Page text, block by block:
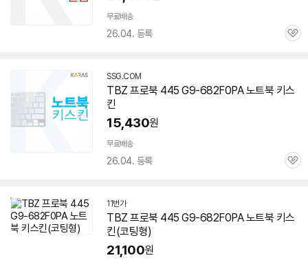
무료배송
26.04. 등록
관
SSG.COM
TBZ 프로북 445 G9-682F0PA 노트북 키스
킨
15,430원
무료배송
26.04. 등록
관
11번가
TBZ 프로북 445 G9-682F0PA 노트북 키스
킨(코팅형)
21,100원